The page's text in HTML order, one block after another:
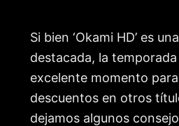
Si bien ‘Okami HD’ es
destacada, la
excelente momento
descuentos en otros
dejamos algunos